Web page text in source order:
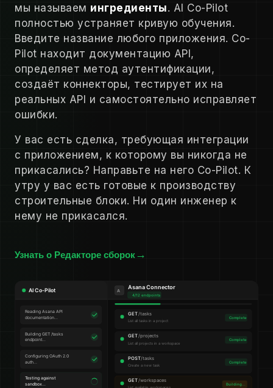
мы называем ингредиенты. AI Co-Pilot
полностью устраняет кривую обучения.
Введите название любого приложения. Co-
Pilot находит документацию API,
определяет метод аутентификации,
создаёт коннекторы, тестирует их на
реальных API и самостоятельно исправляет
ошибки.
У вас есть сделка, требующая интеграции
с приложением, к которому вы никогда не
прикасались? Направьте на него Co-Pilot. К
утру у вас есть готовые к производству
строительные блоки. Ни один инженер к
нему не прикасался.
Узнать о Редакторе сборок